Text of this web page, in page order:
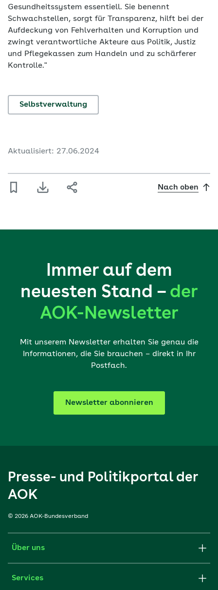
Gesundheitssystem essentiell. Sie benennt
Schwachstellen, sorgt für Transparenz, hilft bei der
Aufdeckung von Fehlverhalten und Korruption und
zwingt verantwortliche Akteure aus Politik, Justiz
und Pflegekassen zum Handeln und zu schärferer
Kontrolle."
Selbstverwaltung
Aktualisiert: 27.06.2024
Nach oben
Immer auf dem
neuesten Stand – der
AOK-Newsletter
Mit unserem Newsletter erhalten Sie genau die
Informationen, die Sie brauchen – direkt in Ihr
Postfach.
Newsletter abonnieren
Presse- und Politikportal der
AOK
© 2026 AOK-Bundesverband
Über uns
Services